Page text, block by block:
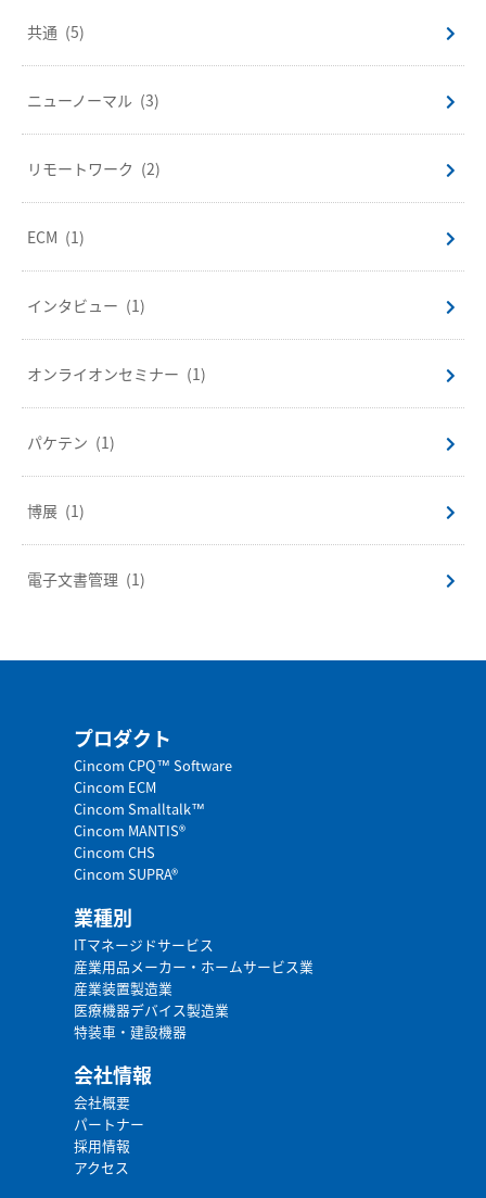
共通 (5)
ニューノーマル (3)
リモートワーク (2)
ECM (1)
インタビュー (1)
オンライオンセミナー (1)
パケテン (1)
博展 (1)
電子文書管理 (1)
プロダクト
Cincom CPQ™ Software
Cincom ECM
Cincom Smalltalk™
Cincom MANTIS®
Cincom CHS
Cincom SUPRA®
業種別
ITマネージドサービス
産業用品メーカー・ホームサービス業
産業装置製造業
医療機器デバイス製造業
特装車・建設機器
会社情報
会社概要
パートナー
採用情報
アクセス